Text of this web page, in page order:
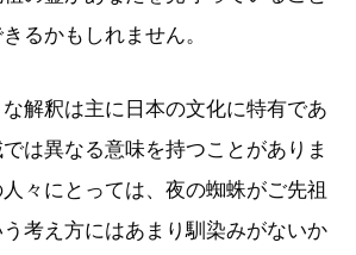
るかもしれません。
解釈は主に日本の文化に特有であ
は異なる意味を持つことがありま
々にとっては、夜の蜘蛛がご先祖
考え方にはあまり馴染みがないか